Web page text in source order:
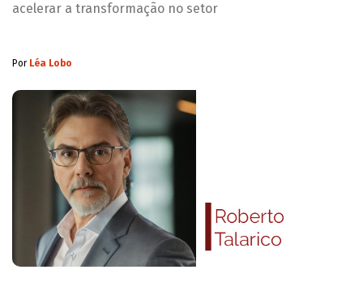
acelerar a transformação no setor
PorLéa Lobo